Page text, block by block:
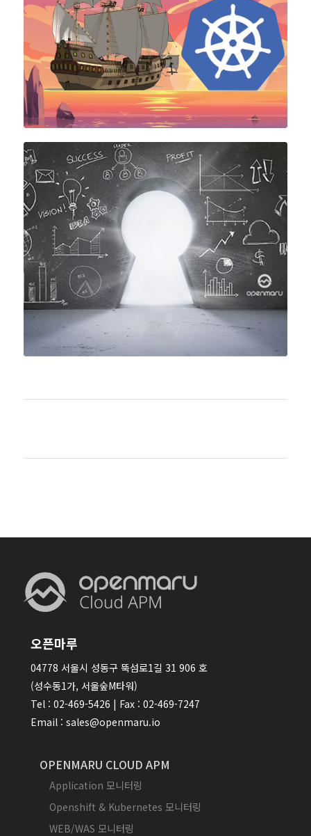
오픈마루
04778 서울시 성동구 뚝섬로1길 31 906 호
(성수동1가, 서울숲M타워)
Tel : 02-469-5426 | Fax : 02-469-7247
Email : sales@openmaru.io
OPENMARU CLOUD APM
Application 모니터링
Openshift & Kubernetes 모니터링
WEB/WAS 모니터링